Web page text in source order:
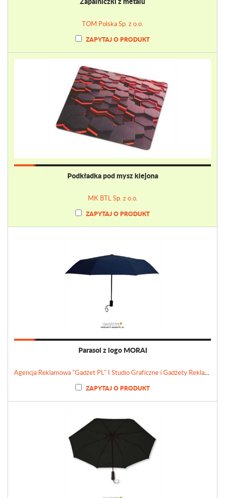
TOM Polska Sp. z o.o.
ZAPYTAJ O PRODUKT
Podkładka pod mysz klejona
MK BTL Sp. z o.o.
ZAPYTAJ O PRODUKT
Parasol z logo MORAI
Agencja Reklamowa "Gadżet PL" I Studio Graficzne i Gadżety Reklamowe
ZAPYTAJ O PRODUKT